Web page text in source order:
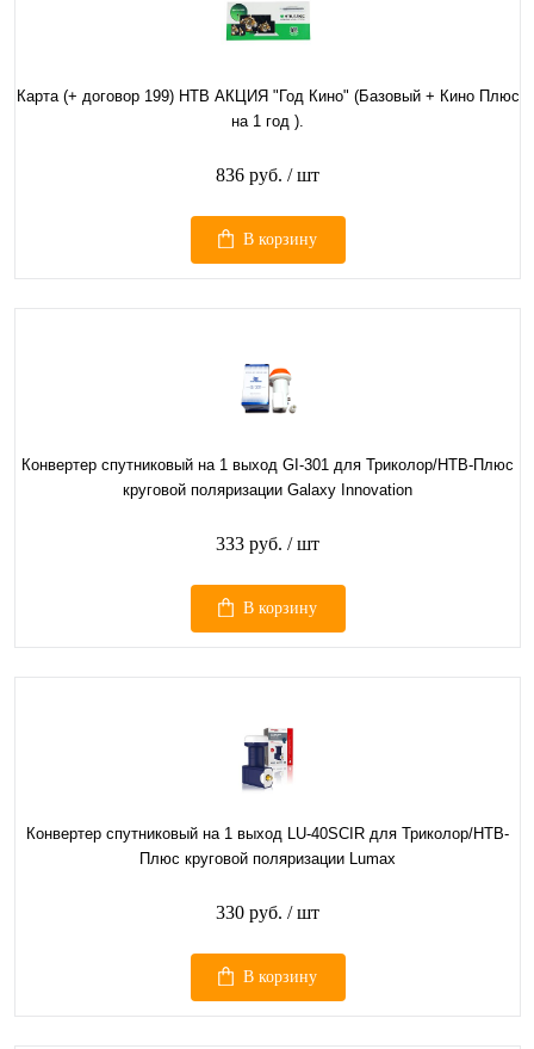
Карта (+ договор 199) НТВ АКЦИЯ "Год Кино" (Базовый + Кино Плюс
на 1 год ).
836 руб. / шт
В корзину
Конвертер спутниковый на 1 выход GI-301 для Триколор/НТВ-Плюс
круговой поляризации Galaxy Innovation
333 руб. / шт
В корзину
Конвертер спутниковый на 1 выход LU-40SCIR для Триколор/НТВ-
Плюс круговой поляризации Lumax
330 руб. / шт
В корзину